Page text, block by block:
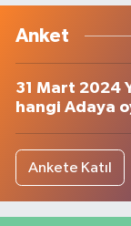
Anket
31 Mart 2024
hangi Adaya
Ankete Katıl